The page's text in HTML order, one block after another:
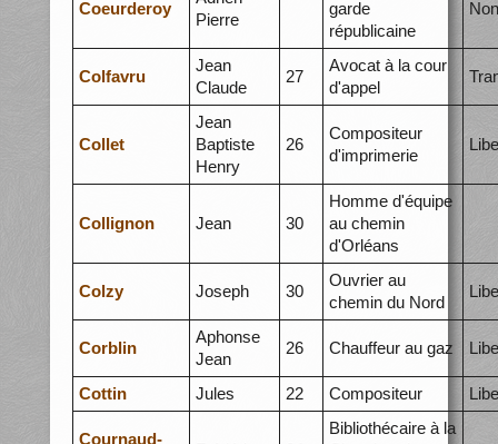
Coeurderoy
Pierre
garde
républicaine
Colfavru
Jean
Claude
27
Avocat à la cour
d'appel
Collet
Jean
Baptiste
Henry
26
Compositeur
d'imprimerie
Collignon Jean 30
Homme d'équipe
au chemin
d'Orléans
Colzy Joseph 30
Ouvrier au
chemin du Nord
Corblin
Aphonse
Jean
26 Chauffeur au gaz
Cottin Jules 22 Compositeur
Cournaud-
Bibliothécaire à la